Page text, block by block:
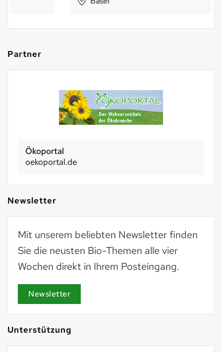
Partner
Ökoportal
oekoportal.de
Newsletter
Mit unserem beliebten Newsletter finden
Sie die neusten Bio-Themen alle vier
Wochen direkt in Ihrem Posteingang.
Newsletter
Unterstützung